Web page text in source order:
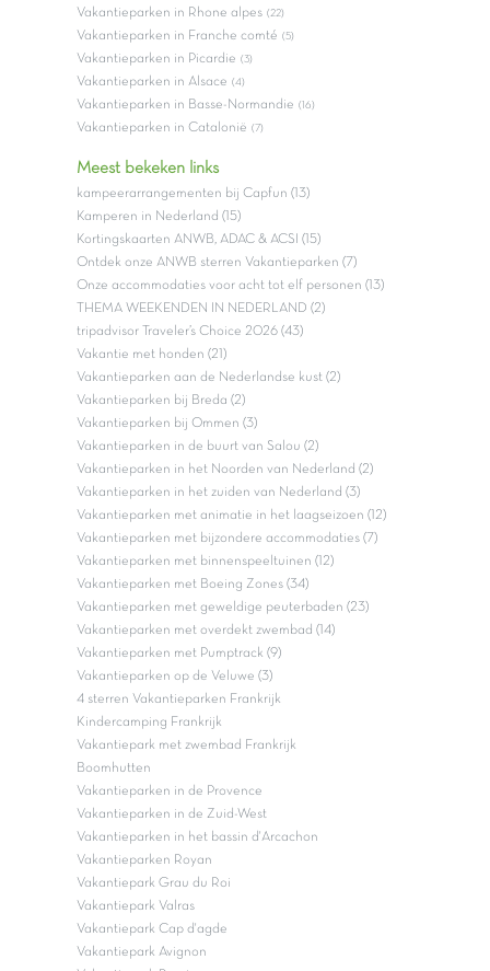
Vakantieparken in Rhone alpes (22)
Vakantieparken in Franche comté (5)
Vakantieparken in Picardie (3)
Vakantieparken in Alsace (4)
Vakantieparken in Basse-Normandie (16)
Vakantieparken in Catalonië (7)
Meest bekeken links
kampeerarrangementen bij Capfun (13)
Kamperen in Nederland (15)
Kortingskaarten ANWB, ADAC & ACSI (15)
Ontdek onze ANWB sterren Vakantieparken (7)
Onze accommodaties voor acht tot elf personen (13)
THEMA WEEKENDEN IN NEDERLAND (2)
tripadvisor Traveler’s Choice 2026 (43)
Vakantie met honden (21)
Vakantieparken aan de Nederlandse kust (2)
Vakantieparken bij Breda (2)
Vakantieparken bij Ommen (3)
Vakantieparken in de buurt van Salou (2)
Vakantieparken in het Noorden van Nederland (2)
Vakantieparken in het zuiden van Nederland (3)
Vakantieparken met animatie in het laagseizoen (12)
Vakantieparken met bijzondere accommodaties (7)
Vakantieparken met binnenspeeltuinen (12)
Vakantieparken met Boeing Zones (34)
Vakantieparken met geweldige peuterbaden (23)
Vakantieparken met overdekt zwembad (14)
Vakantieparken met Pumptrack (9)
Vakantieparken op de Veluwe (3)
4 sterren Vakantieparken Frankrijk
Kindercamping Frankrijk
Vakantiepark met zwembad Frankrijk
Boomhutten
Vakantieparken in de Provence
Vakantieparken in de Zuid-West
Vakantieparken in het bassin d'Arcachon
Vakantieparken Royan
Vakantiepark Grau du Roi
Vakantiepark Valras
Vakantiepark Cap d'agde
Vakantiepark Avignon